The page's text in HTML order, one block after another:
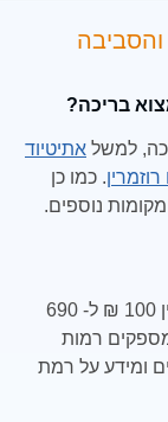
בריכה?
למשל אתיטיוד
. כמו כן
מקומות נוספים.
המחיר להיום לצימר בספיר והסביבה הינו בין 100 ₪ ל- 690
רמות
ומידע על רמת